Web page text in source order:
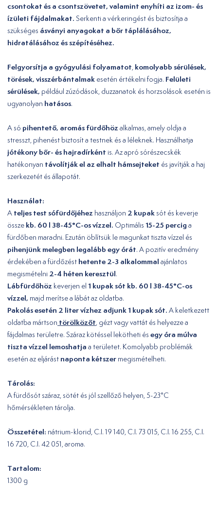
csontokat és a csontszövetet, valamint enyhíti az izom- és
ízületi fájdalmakat. Serkenti a vérkeringést és biztosítja a
szükséges ásványi anyagokat a bőr táplálásához,
hidratálásához és szépítéséhez.
Felgyorsítja a gyógyulási folyamatot komolyabb sérülések,
törések, visszérbántalmak esetén értékelni fogja. Felületi
sérülések, például zúzódások, duzzanatok és horzsolások esetén is
ugyanolyan hatásos.
A só pihentető, aromás fürdőhöz alkalmas, amely oldja a
stresszt, pihenést biztosít a testnek és a léleknek. Használhatja
jótékony bőr- és hajradírként is. Az apró sórészecskék
hatékonyan távolítják el az elhalt hámsejteket és javítják a haj
szerkezetét és állapotát.
Használat:
A teljes test sófürdőjéhez használjon 2 kupaksót és keverje
össze kb. 60 l 38-45°C-os vízzel. Optimális 15-25 percig a
fürdőben maradni. Ezután öblítsük le magunkat tiszta vízzel és
pihenjünk melegben legalább egy órát. A pozitív eredmény
érdekében a fürdőzést hetente 2-3 alkalommal ajánlatos
megismételni 2-4 héten keresztül.
Lábfürdőhöz keverjen el 1 kupak sót kb. 60 l 38-45°C-os
vízzel, majd merítse a lábát az oldatba.
Pakolás esetén 2 liter vízhez adjunk 1 kupak sót. A keletkezett
oldatba mártson törölközőt , gézt vagy vattát és helyezze a
fájdalmas területre. Száraz kötéssel lekötheti és egy óra múlva
tiszta vízzel lemoshatja a területet. Komolyabb problémák
esetén az eljárást naponta kétszer megismételheti.
Tárolás:
A fürdősót száraz, sötét és jól szellőző helyen, 5-23°C
hőmérsékleten tárolja.
Összetétel: nátrium-klorid, C.I. 19 140, C.I. 73 015, C.I. 16 255, C.I.
16 720, C.I. 42 051, aroma.
Tartalom:
1300 g